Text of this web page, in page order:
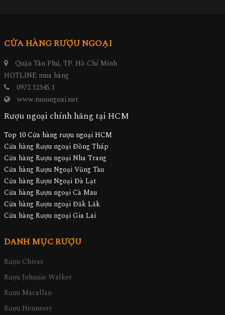
CỬA HÀNG RƯỢU NGOẠI
Quận Tân Phú, TP. Hồ Chí Minh
HOTLINE mua hàng
0972.12345.1
www.ruoungoai.net
Rượu ngoại chính hãng tại HCM
Top 10 Cửa hàng rượu ngoại HCM
Cửa hàng Rượu ngoại Đồng Tháp
Cửa hàng Rượu ngoại Nha Trang
Cửa hàng Rượu Ngoại Vũng Tàu
Cửa hàng Rượu Ngoại Đà Lạt
Cửa hàng Rượu ngoại Cà Mau
Cửa hàng Rượu ngoại Đăk Lăk
Cửa hàng Rượu ngoại Gia Lai
DANH MỤC RƯỢU
Rượu Chivas
Rượu Johnnie Walker
Rượu Macallan
Rượu Hennessy